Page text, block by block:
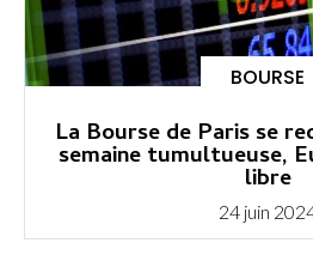
BOURSE
La Bourse de Paris se
semaine tumultueuse,
libre
24 juin